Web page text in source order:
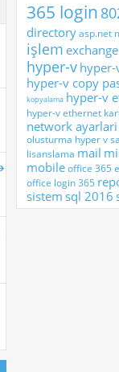
365 login
directoryasp.net
işlem exchange
hyper-v hyper-
hyper-v copy
kopyalama hyper-v
hyper-v ethernet
network ayarlari
olusturma hyper v
lisanslama mail
mobileoffice 365
office login 365
sistem sql 2016